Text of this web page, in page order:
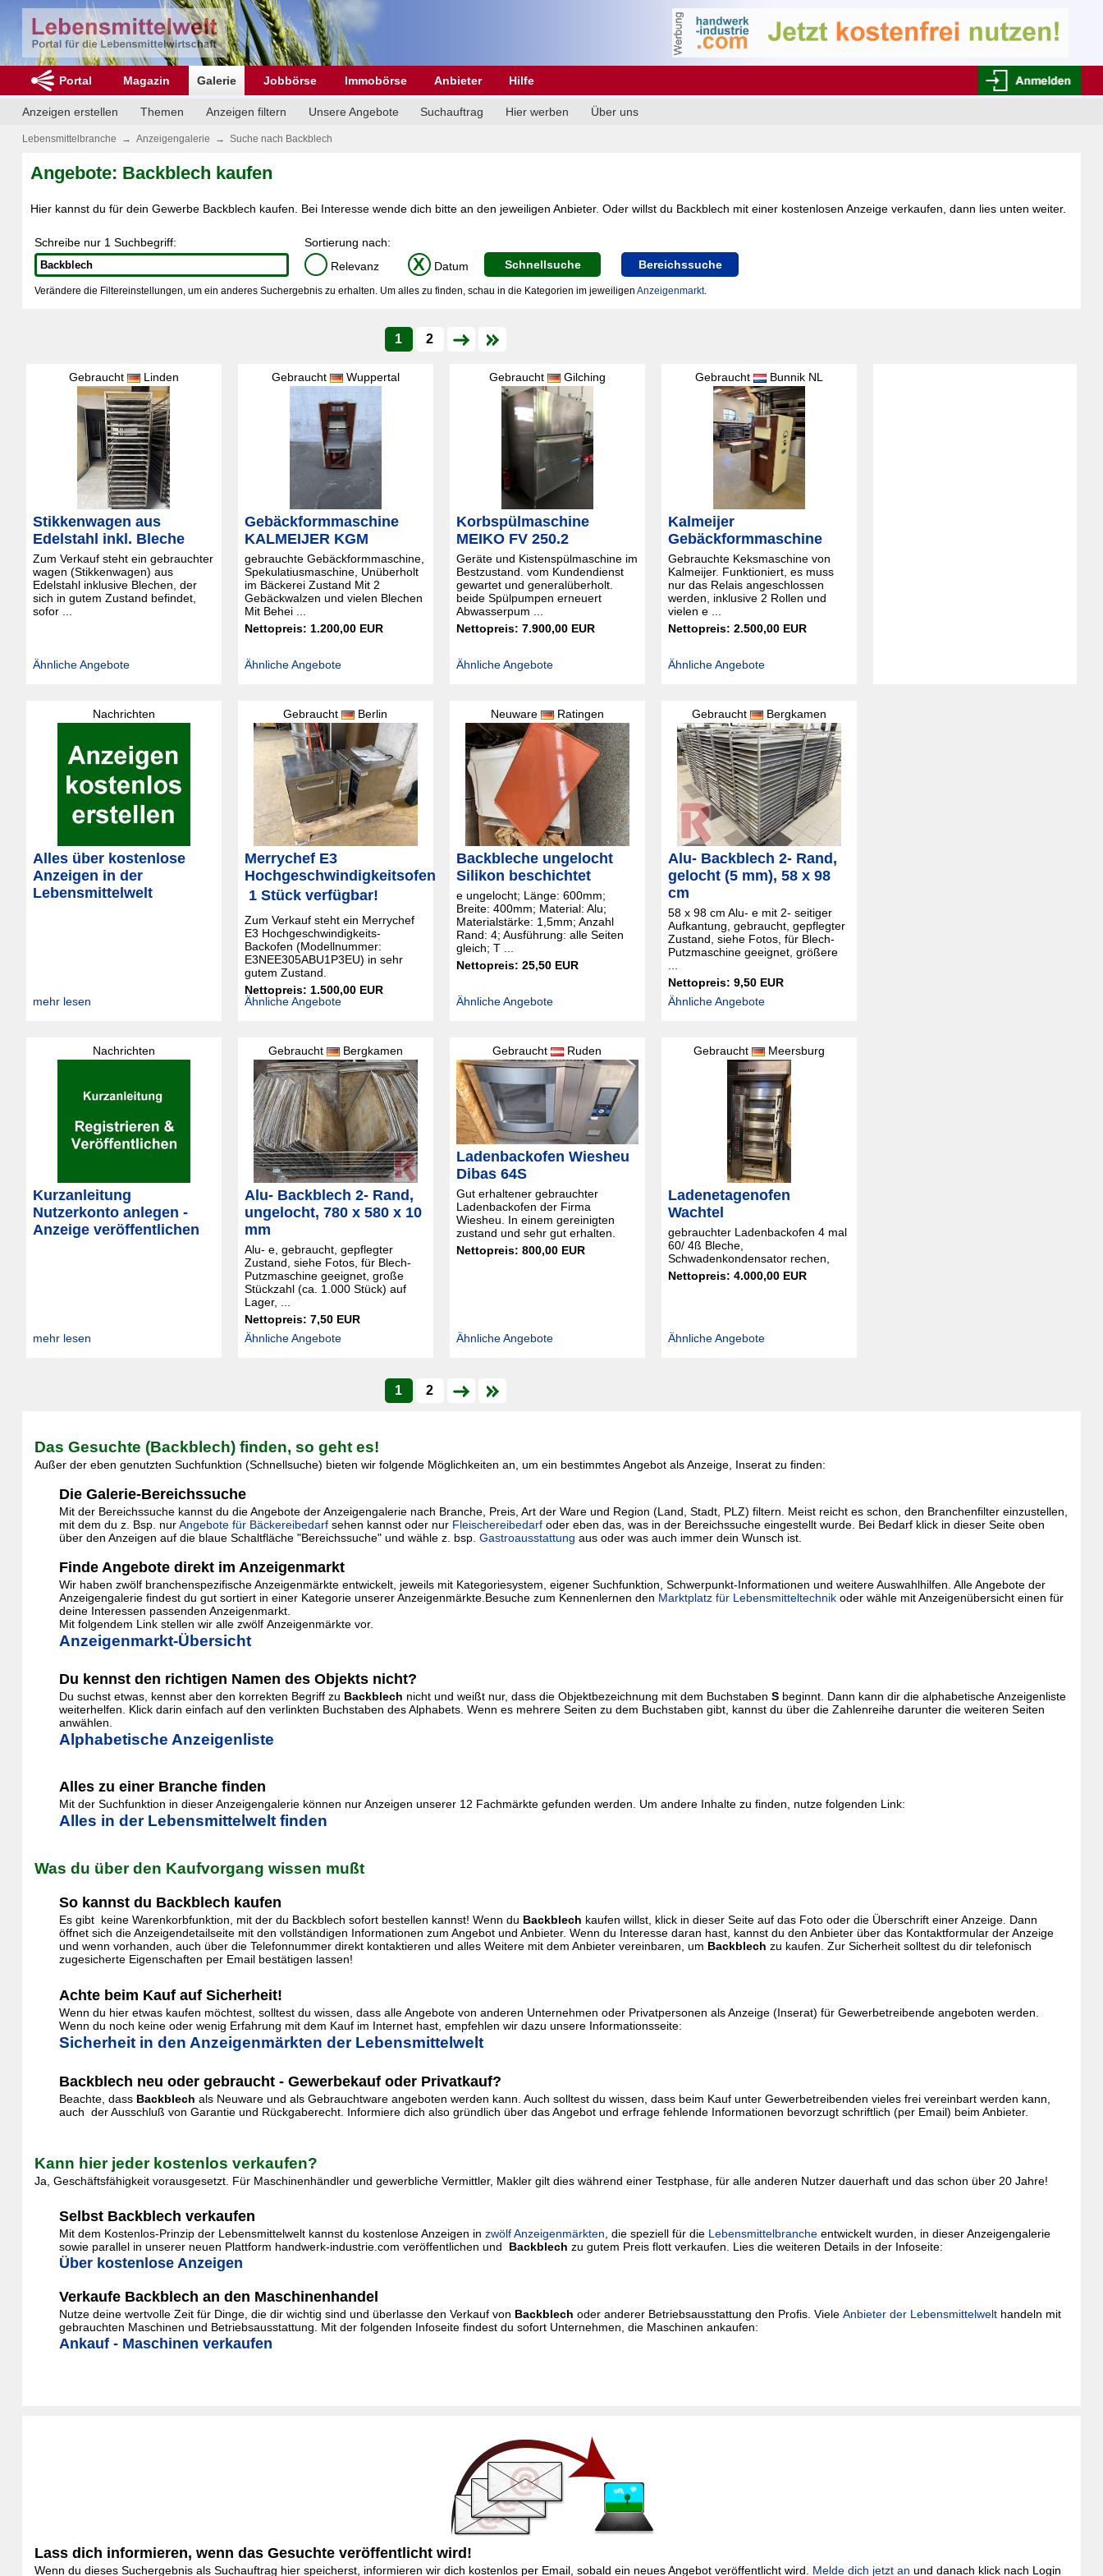
Portal Magazin Galerie Jobbörse Immobörse Anbieter Hilfe
Anzeigen erstellen Themen Anzeigen filtern Unsere Angebote Suchauftrag Hier werben Über uns
Lebensmittelbranche → Anzeigengalerie → Suche nach Backblech
Angebote: Backblech kaufen
Hier kannst du für dein Gewerbe Backblech kaufen. Bei Interesse wende dich bitte an den jeweiligen Anbieter. Oder willst du Backblech mit einer kostenlosen Anzeige verkaufen, dann lies unten weiter.
Schreibe nur 1 Suchbegriff:
Sortierung nach:
Relevanz
X Datum Schnellsuche Bereichssuche
Verändere die Filtereinstellungen, um ein anderes Suchergebnis zu erhalten. Um alles zu finden, schau in die Kategorien im jeweiligen Anzeigenmarkt.
1 2
Gebraucht Linden
Stikkenwagen aus
Edelstahl inkl. Bleche
Zum Verkauf steht ein gebrauchter
wagen (Stikkenwagen) aus
Edelstahl inklusive Blechen, der
sich in gutem Zustand befindet,
sofor ...
Ähnliche Angebote
Gebraucht Wuppertal
Gebäckformmaschine
KALMEIJER KGM
gebrauchte Gebäckformmaschine,
Spekulatiusmaschine, Unüberholt
im Bäckerei Zustand Mit 2
Gebäckwalzen und vielen Blechen
Mit Behei ...
Nettopreis: 1.200,00 EUR
Ähnliche Angebote
Gebraucht Gilching
Korbspülmaschine
MEIKO FV 250.2
Geräte und Kistenspülmaschine im
Bestzustand. vom Kundendienst
gewartet und generalüberholt.
beide Spülpumpen erneuert
Abwasserpum ...
Nettopreis: 7.900,00 EUR
Ähnliche Angebote
Gebraucht Bunnik NL
Kalmeijer
Gebäckformmaschine
Gebrauchte Keksmaschine von
Kalmeijer. Funktioniert, es muss
nur das Relais angeschlossen
werden, inklusive 2 Rollen und
vielen e ...
Nettopreis: 2.500,00 EUR
Ähnliche Angebote
Nachrichten
Alles über kostenlose
Anzeigen in der
Lebensmittelwelt
mehr lesen
Gebraucht Berlin
Merrychef E3
Hochgeschwindigkeitsofen
 1 Stück verfügbar!
Zum Verkauf steht ein Merrychef
E3 Hochgeschwindigkeits-
Backofen (Modellnummer:
E3NEE305ABU1P3EU) in sehr
gutem Zustand.
Nettopreis: 1.500,00 EUR
Ähnliche Angebote
Neuware Ratingen
Backbleche ungelocht
Silikon beschichtet
e ungelocht; Länge: 600mm;
Breite: 400mm; Material: Alu;
Materialstärke: 1,5mm; Anzahl
Rand: 4; Ausführung: alle Seiten
gleich; T ...
Nettopreis: 25,50 EUR
Ähnliche Angebote
Gebraucht Bergkamen
Alu- Backblech 2- Rand,
gelocht (5 mm), 58 x 98
cm
58 x 98 cm Alu- e mit 2- seitiger
Aufkantung, gebraucht, gepflegter
Zustand, siehe Fotos, für Blech-
Putzmaschine geeignet, größere
Nettopreis: 9,50 EUR
Ähnliche Angebote
Nachrichten
Kurzanleitung
Nutzerkonto anlegen -
Anzeige veröffentlichen
mehr lesen
Gebraucht Bergkamen
Alu- Backblech 2- Rand,
ungelocht, 780 x 580 x 10
mm
Alu- e, gebraucht, gepflegter
Zustand, siehe Fotos, für Blech-
Putzmaschine geeignet, große
Stückzahl (ca. 1.000 Stück) auf
Lager, ...
Nettopreis: 7,50 EUR
Ähnliche Angebote
Gebraucht Ruden
Ladenbackofen Wiesheu
Dibas 64S
Gut erhaltener gebrauchter
Ladenbackofen der Firma
Wiesheu. In einem gereinigten
zustand und sehr gut erhalten.
Nettopreis: 800,00 EUR
Ähnliche Angebote
Gebraucht Meersburg
Ladenetagenofen
Wachtel
gebrauchter Ladenbackofen 4 mal
60/ 4ß Bleche,
Schwadenkondensator rechen,
Nettopreis: 4.000,00 EUR
Ähnliche Angebote
1 2
Das Gesuchte (Backblech) finden, so geht es!
Außer der eben genutzten Suchfunktion (Schnellsuche) bieten wir folgende Möglichkeiten an, um ein bestimmtes Angebot als Anzeige, Inserat zu finden:
Die Galerie-Bereichssuche
Mit der Bereichssuche kannst du die Angebote der Anzeigengalerie nach Branche, Preis, Art der Ware und Region (Land, Stadt, PLZ) filtern. Meist reicht es schon, den Branchenfilter einzustellen,
mit dem du z. Bsp. nurAngebote für Bäckereibedarfsehen kannst oder nur Fleischereibedarfoder eben das, was in der Bereichssuche eingestellt wurde. Bei Bedarf klick in dieser Seite oben
über den Anzeigen auf die blaue Schaltfläche "Bereichssuche" und wähle z. bsp. Gastroausstattung aus oder was auch immer dein Wunsch ist.
Finde Angebote direkt im Anzeigenmarkt
Wir haben zwölf branchenspezifische Anzeigenmärkte entwickelt, jeweils mit Kategoriesystem, eigener Suchfunktion, Schwerpunkt-Informationen und weitere Auswahlhilfen. Alle Angebote der
Anzeigengalerie findest du gut sortiert in einer Kategorie unserer Anzeigenmärkte.Besuche zum Kennenlernen den Marktplatz für Lebensmitteltechnikoder wähle mit Anzeigenübersicht einen für
deine Interessen passenden Anzeigenmarkt.
Mit folgendem Link stellen wir alle zwölf Anzeigenmärkte vor.
Anzeigenmarkt-Übersicht
Du kennst den richtigen Namen des Objekts nicht?
Du suchst etwas, kennst aber den korrekten Begriff zu Backblech nicht und weißt nur, dass die Objektbezeichnung mit dem Buchstaben Sbeginnt. Dann kann dir die alphabetische Anzeigenliste
weiterhelfen. Klick darin einfach auf den verlinkten Buchstaben des Alphabets. Wenn es mehrere Seiten zu dem Buchstaben gibt, kannst du über die Zahlenreihe darunter die weiteren Seiten
anwählen.
Alphabetische Anzeigenliste
Alles zu einer Branche finden
Mit der Suchfunktion in dieser Anzeigengalerie können nur Anzeigen unserer 12 Fachmärkte gefunden werden. Um andere Inhalte zu finden, nutze folgenden Link:
Alles in der Lebensmittelwelt finden
Was du über den Kaufvorgang wissen mußt
So kannst du Backblech kaufen
Es gibt keine Warenkorbfunktion, mit der du Backblech sofort bestellen kannst! Wenn du Backblech kaufen willst, klick in dieser Seite auf das Foto oder die Überschrift einer Anzeige. Dann
öffnet sich die Anzeigendetailseite mit den vollständigen Informationen zum Angebot und Anbieter. Wenn du Interesse daran hast, kannst du den Anbieter über das Kontaktformular der Anzeige
und wenn vorhanden, auch über die Telefonnummer direkt kontaktieren und alles Weitere mit dem Anbieter vereinbaren, um Backblech zu kaufen. Zur Sicherheit solltest du dir telefonisch
zugesicherte Eigenschaften per Email bestätigen lassen!
Achte beim Kauf auf Sicherheit!
Wenn du hier etwas kaufen möchtest, solltest du wissen, dass alle Angebote von anderen Unternehmen oder Privatpersonen als Anzeige (Inserat) für Gewerbetreibende angeboten werden.
Wenn du noch keine oder wenig Erfahrung mit dem Kauf im Internet hast, empfehlen wir dazu unsere Informationsseite:
Sicherheit in den Anzeigenmärkten der Lebensmittelwelt
Backblech neu oder gebraucht - Gewerbekauf oder Privatkauf?
Beachte, dass Backblech als Neuware und als Gebrauchtware angeboten werden kann. Auch solltest du wissen, dass beim Kauf unter Gewerbetreibenden vieles frei vereinbart werden kann,
auch der Ausschluß von Garantie und Rückgaberecht. Informiere dich also gründlich über das Angebot und erfrage fehlende Informationen bevorzugt schriftlich (per Email) beim Anbieter.
Kann hier jeder kostenlos verkaufen?
Ja, Geschäftsfähigkeit vorausgesetzt. Für Maschinenhändler und gewerbliche Vermittler, Makler gilt dies während einer Testphase, für alle anderen Nutzer dauerhaft und das schon über 20 Jahre!
Selbst Backblech verkaufen
Mit dem Kostenlos-Prinzip der Lebensmittelwelt kannst du kostenlose Anzeigen in zwölf Anzeigenmärkten , die speziell für die Lebensmittelbrancheentwickelt wurden, in dieser Anzeigengalerie
sowie parallel in unserer neuen Plattform handwerk-industrie.com veröffentlichen und Backblech zu gutem Preis flott verkaufen. Lies die weiteren Details in der Infoseite:
Über kostenlose Anzeigen
Verkaufe Backblech an den Maschinenhandel
Nutze deine wertvolle Zeit für Dinge, die dir wichtig sind und überlasse den Verkauf von Backblech oder anderer Betriebsausstattung den Profis. Viele Anbieter der Lebensmittelwelthandeln mit
gebrauchten Maschinen und Betriebsausstattung. Mit der folgenden Infoseite findest du sofort Unternehmen, die Maschinen ankaufen:
Ankauf - Maschinen verkaufen
Lass dich informieren, wenn das Gesuchte veröffentlicht wird!
Wenn du dieses Suchergebnis als Suchauftrag hier speicherst, informieren wir dich kostenlos per Email, sobald ein neues Angebot veröffentlicht wird. Melde dich jetzt an und danach klick nach Login